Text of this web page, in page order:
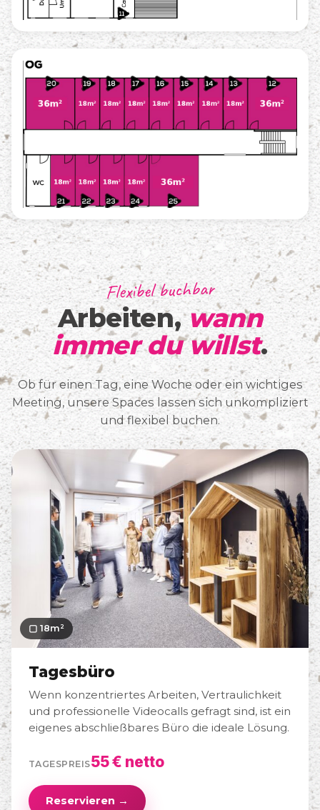
Flexibel buchbar
Arbeiten,wann
immer du willst.
Ob für einen Tag, eine Woche oder ein wichtiges
Meeting, unsere Spaces lassen sich unkompliziert
und flexibel buchen.
▢ 18m²
Tagesbüro
Wenn konzentriertes Arbeiten, Vertraulichkeit
und professionelle Videocalls gefragt sind, ist ein
eigenes abschließbares Büro die ideale Lösung.
TAGESPREIS55 € netto
Reservieren →